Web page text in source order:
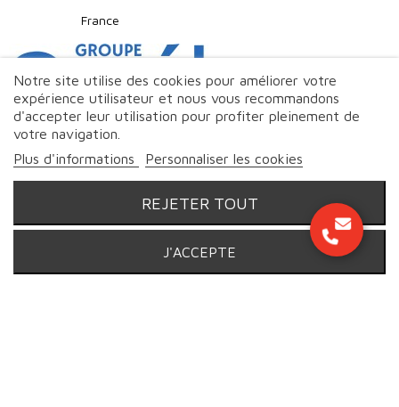
France
Notre site utilise des cookies pour améliorer votre
expérience utilisateur et nous vous recommandons
d'accepter leur utilisation pour profiter pleinement de
votre navigation.
Plus d'informations
Personnaliser les cookies
REJETER TOUT
J'ACCEPTE
© Markeo - 2026 | Tous droits réservés